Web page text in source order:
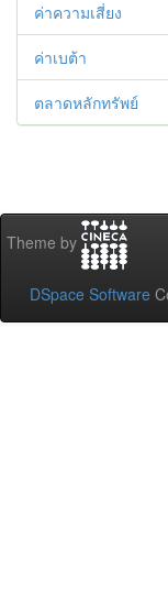
ค่าความเสี่ยง
ค่าเบต้า
ตลาดหลักทรัพย์
Theme by
DSpace Software